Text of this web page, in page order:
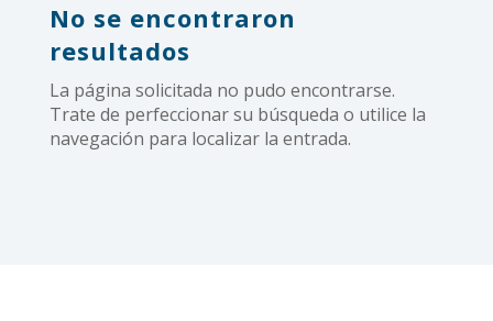
No se encontraron
resultados
La página solicitada no pudo encontrarse.
Trate de perfeccionar su búsqueda o utilice la
navegación para localizar la entrada.